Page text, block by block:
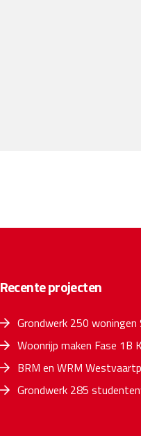
Recente projecten
Grondwerk 250
Woonrijp maken Fase 1B
BRM en WRM
Grondwerk 285